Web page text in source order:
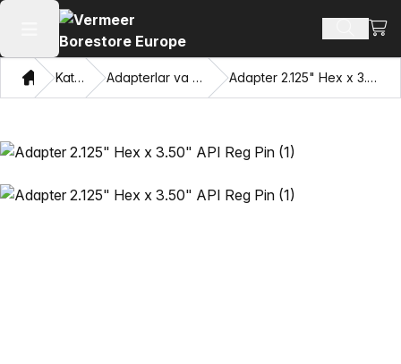
Asosiy menyuni ochish
Bosh sahifa
Katalog Adapterlar va Pulling Eyes Adapter 2.125" Hex x 3.50" API Reg Pin